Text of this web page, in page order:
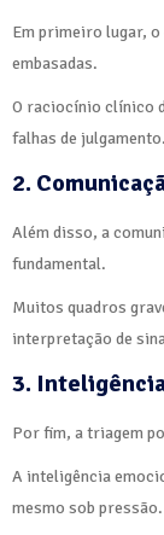
Em primeiro lugar,
embasadas.
O raciocínio clínico
falhas de julgamento.
2.
Além disso, a
fundamental.
Muitos quadros
interpretação de
3.
Por fim, a triagem
A inteligência
mesmo sob pressão.